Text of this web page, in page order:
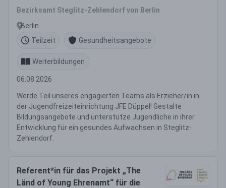
Bezirksamt Steglitz-Zehlendorf von Berlin
Berlin
Teilzeit
Gesundheitsangebote
Weiterbildungen
06.08.2026
Werde Teil unseres engagierten Teams als Erzieher/in in
der Jugendfreizeiteinrichtung JFE Düppel! Gestalte
Bildungsangebote und unterstütze Jugendliche in ihrer
Entwicklung für ein gesundes Aufwachsen in Steglitz-
Zehlendorf.
Referent*in für das Projekt „The
Länd of Young Ehrenamt“ für die